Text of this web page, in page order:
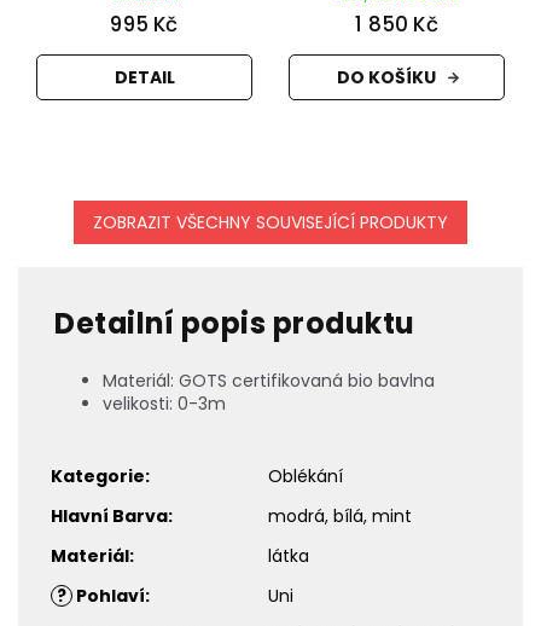
995 Kč
DETAIL
1 850 Kč
DO KOŠÍKU
ZOBRAZIT VŠECHNY SOUVISEJÍCÍ PRODUKTY
Detailní popis produktu
Materiál: GOTS certifikovaná bio bavlna
velikosti: 0-3m
Kategorie:
Oblékání
Hlavní Barva:
modrá, bílá, mint
Materiál:
látka
? Pohlaví:
Uni